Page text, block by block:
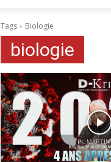
Tags Biologie
biologie